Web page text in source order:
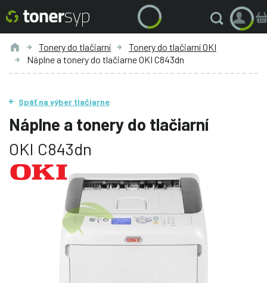
Tonery do tlačiarní
Tonery do tlačiarní OKI
Náplne a tonery do tlačiarne OKI C843dn
Späť na výber tlačiarne
Náplne a tonery do tlačiarní
OKI C843dn